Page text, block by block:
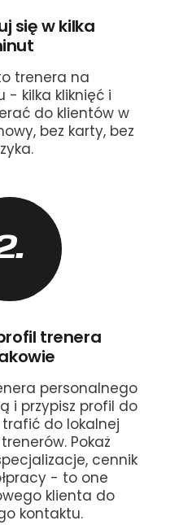
się w kilka
trenera na
- kilka kliknięć i
do klientów w
bez karty, bez
trenera
personalnego
i przypisz profil do
trafić do lokalnej
Pokaż
cennik
- to one
klienta do
kontaktu.